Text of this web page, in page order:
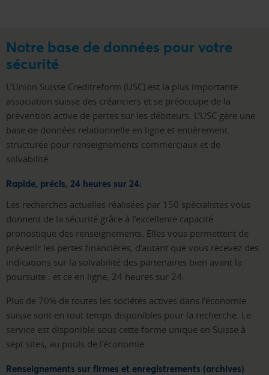
Notre base de données pour votre
sécurité
L’Union Suisse Creditreform (USC) est la plus importante
association suisse des créanciers et se préoccupe de la
prévention active de pertes sur les débiteurs. L’USC gère une
base de données relationnelle en ligne et entièrement
structurée pour renseignements commerciaux et de
solvabilité.
Rapide, précis, 24 heures sur 24.
Les recherches actuelles réalisées par 150 spécialistes vous
donnent de la sécurité grâce à l’excellente capacité
pronostique des renseignements. Elles vous permettent de
prévenir les pertes financières, d’autant que vous recevez des
indications sur la solvabilité des partenaires bien avant la
poursuite : et ce en ligne, 24 heures sur 24.
Plus de 70% de toutes les sociétés actives dans l’économie
suisse sont en tout temps disponibles pour la recherche. Le
service est disponible sous cette forme unique en Suisse à
sept sites, au pouls de l’économie.
Renseignements sur firmes et enregistrements (archives)